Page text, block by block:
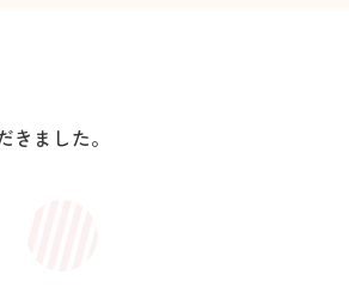
ました。